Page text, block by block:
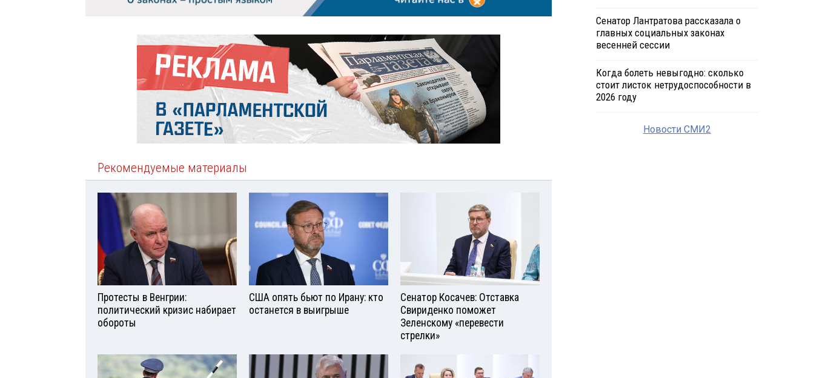
Рекомендуемые материалы
Протесты в Венгрии:
политический кризис набирает
обороты
США опять бьют по Ирану: кто
останется в выигрыше
Сенатор Косачев: Отставка
Свириденко поможет
Зеленскому «перевести
стрелки»
Сенатор Лантратова рассказала о
главных социальных законах
весенней сессии
Когда болеть невыгодно: сколько
стоит листок нетрудоспособности в
2026 году
Новости СМИ2